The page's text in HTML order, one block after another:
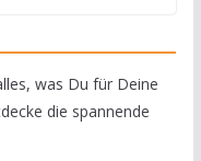
was Du für Deine
die spannende